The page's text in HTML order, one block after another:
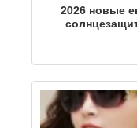
2026 новые